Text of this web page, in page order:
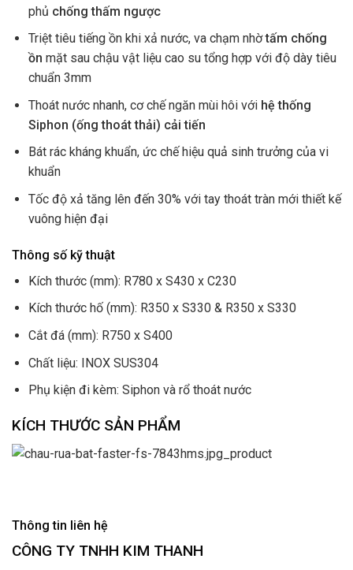
phủ chống thấm ngược
Triệt tiêu tiếng ồn khi xả nước, va chạm nhờtấm chống
ồn mặt sau chậu vật liệu cao su tổng hợp với độ dày tiêu
chuẩn 3mm
Thoát nước nhanh, cơ chế ngăn mùi hôi với hệ thống
Siphon (ống thoát thải) cải tiến
Bát rác kháng khuẩn, ức chế hiệu quả sinh trưởng của vi
khuẩn
Tốc độ xả tăng lên đến 30% với tay thoát tràn mới thiết kế
vuông hiện đại
Thông số kỹ thuật
Kích thước (mm): R780 x S430 x C230
Kích thước hố (mm): R350 x S330 & R350 x S330
Cắt đá (mm): R750 x S400
Chất liệu: INOX SUS304
Phụ kiện đi kèm: Siphon và rổ thoát nước
KÍCH THƯỚC SẢN PHẨM
Thông tin liên hệ
CÔNG TY TNHH KIM THANH